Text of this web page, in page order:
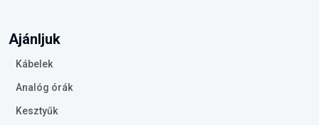
Ajánljuk
Kábelek
Analóg órák
Kesztyűk